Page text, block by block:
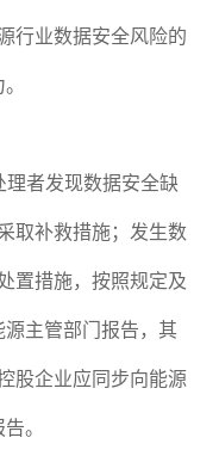
行业数据安全风险的
理者发现数据安全缺
取补救措施；发生数
置措施，按照规定及
主管部门报告，其
股企业应同步向能源
。